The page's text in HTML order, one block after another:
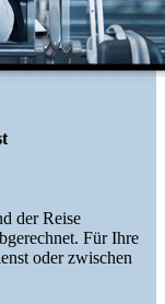
der Reise
Für Ihre
oder zwischen